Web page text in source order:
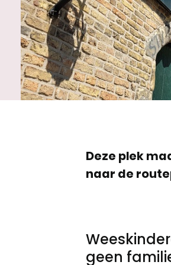
Meld een
Nieuwsbrief
Nieuwsbrief
Voorwaarden
Privacyverklaring
Deze plek
naar de
geen